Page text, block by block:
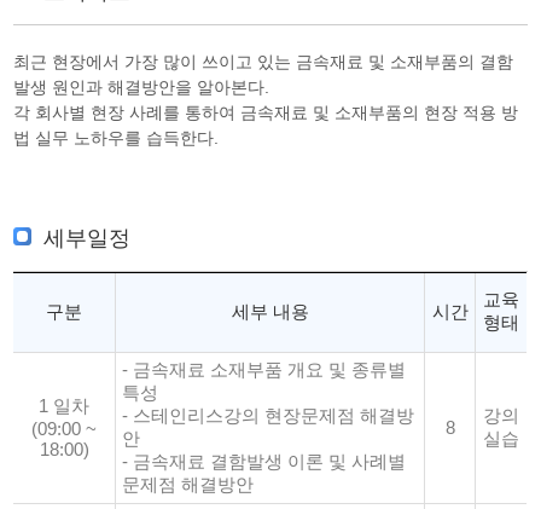
최근 현장에서 가장 많이 쓰이고 있는 금속재료 및 소재부품의 결함
발생 원인과 해결방안을 알아본다.
각 회사별 현장 사례를 통하여 금속재료 및 소재부품의 현장 적용 방
법 실무 노하우를 습득한다.
세부일정
구분 세부 내용 시간
교육
형태
1 일차
(09:00 ~
18:00)
- 금속재료 소재부품 개요 및 종류별
특성
- 스테인리스강의 현장문제점 해결방
안
- 금속재료 결함발생 이론 및 사례별
문제점 해결방안
8
강의
실습